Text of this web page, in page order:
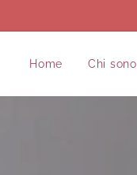
Home Chi sono